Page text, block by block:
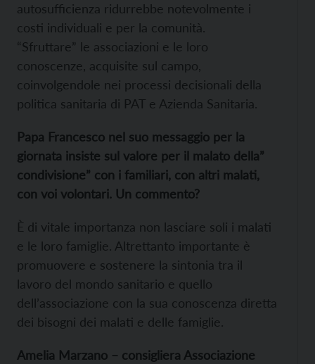
autosufficienza ridurrebbe notevolmente i
costi individuali e per la comunità.
“Sfruttare” le associazioni e le loro
conoscenze, acquisite sul campo,
coinvolgendole nei processi decisionali della
politica sanitaria di PAT e Azienda Sanitaria.
Papa Francesco nel suo messaggio per la
giornata insiste sul valore per il malato della”
condivisione” con i familiari, con altri malati,
con voi volontari. Un commento?
È di vitale importanza non lasciare soli i malati
e le loro famiglie. Altrettanto importante è
promuovere e sostenere la sintonia tra il
lavoro del mondo sanitario e quello
dell’associazione con la sua conoscenza diretta
dei bisogni dei malati e delle famiglie.
Amelia Marzano – consigliera Associazione